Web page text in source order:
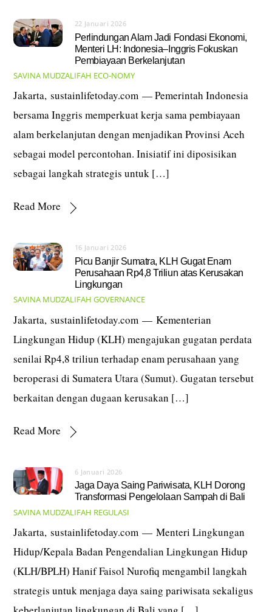
22 Januari 2026
Perlindungan Alam Jadi Fondasi Ekonomi,
Menteri LH: Indonesia–Inggris Fokuskan
Pembiayaan Berkelanjutan
SAVINA MUDZALIFAH ECO-NOMY
Jakarta, sustainlifetoday.com — Pemerintah Indonesia
bersama Inggris memperkuat kerja sama pembiayaan
alam berkelanjutan dengan menjadikan Provinsi Aceh
sebagai model percontohan. Inisiatif ini diposisikan
sebagai langkah strategis untuk […]
Read More
16 Januari 2026
Picu Banjir Sumatra, KLH Gugat Enam
Perusahaan Rp4,8 Triliun atas Kerusakan
Lingkungan
SAVINA MUDZALIFAH GOVERNANCE
Jakarta, sustainlifetoday.com — Kementerian
Lingkungan Hidup (KLH) mengajukan gugatan perdata
senilai Rp4,8 triliun terhadap enam perusahaan yang
beroperasi di Sumatera Utara (Sumut). Gugatan tersebut
berkaitan dengan dugaan kerusakan […]
Read More
6 Januari 2026
Jaga Daya Saing Pariwisata, KLH Dorong
Transformasi Pengelolaan Sampah di Bali
SAVINA MUDZALIFAH REGULASI
Jakarta, sustainlifetoday.com — Menteri Lingkungan
Hidup/Kepala Badan Pengendalian Lingkungan Hidup
(KLH/BPLH) Hanif Faisol Nurofiq mengambil langkah
strategis untuk menjaga daya saing pariwisata sekaligus